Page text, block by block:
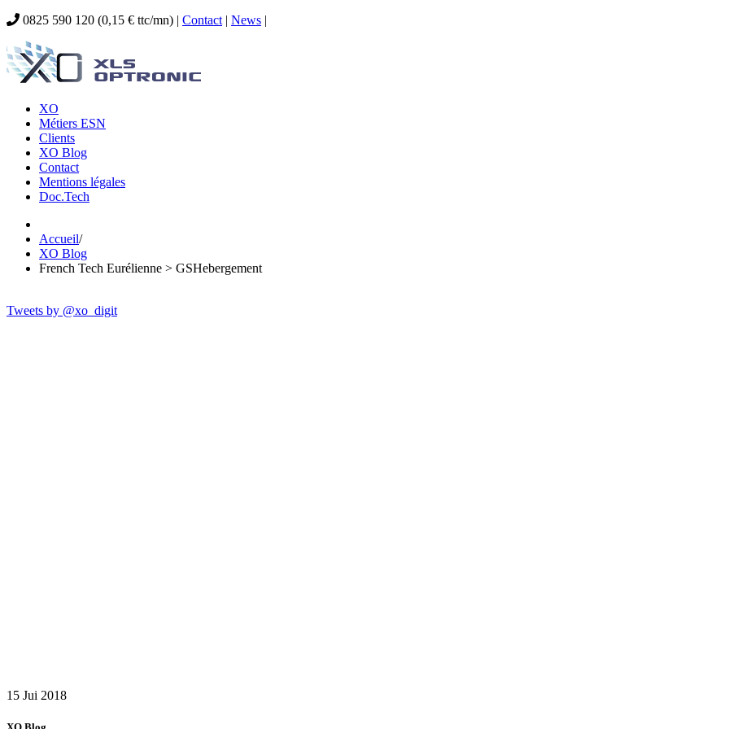
0825 590 120 (0,15 € ttc/mn) | Contact | News |
XO
Métiers ESN
Clients
XO Blog
Contact
Mentions légales
Doc.Tech
Accueil/
XO Blog
French Tech Eurélienne > GSHebergement
Tweets by @xo_digit
15 Jui 2018